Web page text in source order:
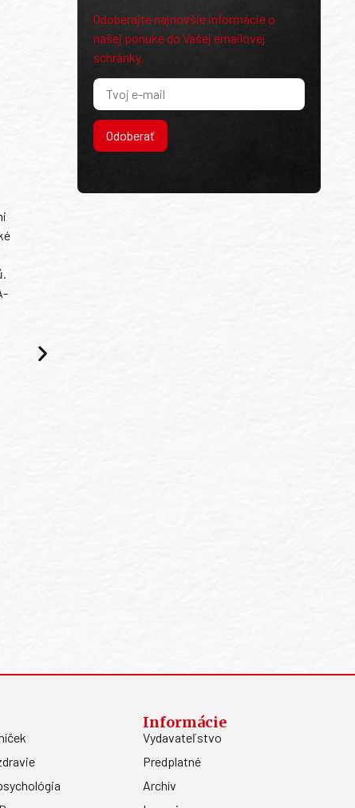
Odoberajte najnovšie informácie o
našej ponuke do Vašej emailovej
schránky.
Odoberať
Informácie
Vydavateľstvo
Predplatné
Archív